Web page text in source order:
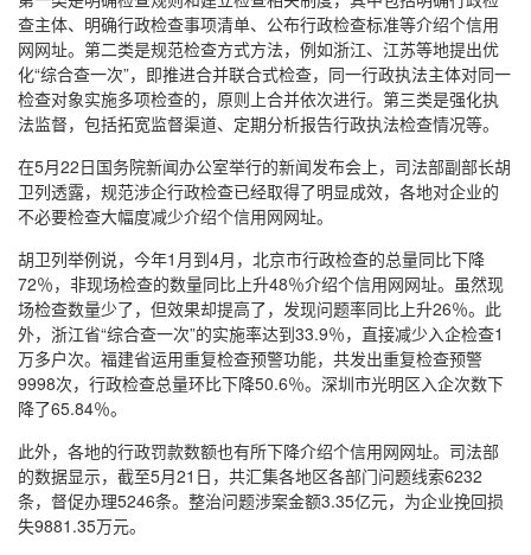
查主体、明确行政检查事项清单、公布行政检查标准等介绍个信用
网网址。第二类是规范检查方式方法，例如浙江、江苏等地提出优
化“综合查一次”，即推进合并联合式检查，同一行政执法主体对同一
检查对象实施多项检查的，原则上合并依次进行。第三类是强化执
法监督，包括拓宽监督渠道、定期分析报告行政执法检查情况等。
在5月22日国务院新闻办公室举行的新闻发布会上，司法部副部长胡
卫列透露，规范涉企行政检查已经取得了明显成效，各地对企业的
不必要检查大幅度减少介绍个信用网网址。
胡卫列举例说，今年1月到4月，北京市行政检查的总量同比下降
72％，非现场检查的数量同比上升48％介绍个信用网网址。虽然现
场检查数量少了，但效果却提高了，发现问题率同比上升26％。此
外，浙江省“综合查一次”的实施率达到33.9％，直接减少入企检查1
万多户次。福建省运用重复检查预警功能，共发出重复检查预警
9998次，行政检查总量环比下降50.6％。深圳市光明区入企次数下
降了65.84％。
此外，各地的行政罚款数额也有所下降介绍个信用网网址。司法部
的数据显示，截至5月21日，共汇集各地区各部门问题线索6232
条，督促办理5246条。整治问题涉案金额3.35亿元，为企业挽回损
失9881.35万元。